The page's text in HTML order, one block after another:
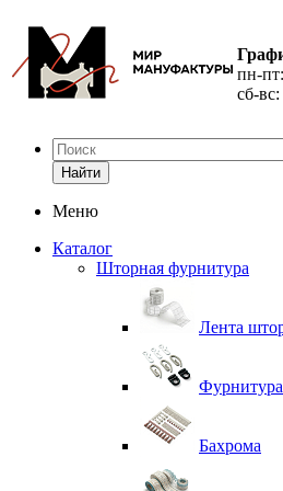
пн-
сб-
Найти
Меню
Каталог
Шторная фурнитура
Лента
Бахрома